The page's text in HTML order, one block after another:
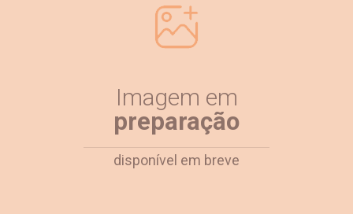
Imagem em
preparação
disponível em breve